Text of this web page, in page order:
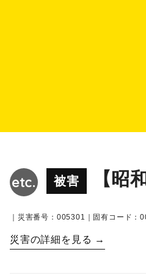
被害 【昭
｜災害番号：005301｜固有コード：
災害の詳細を見る →